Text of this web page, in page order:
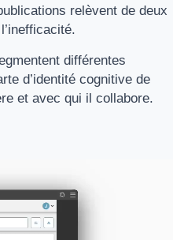
relèvent de deux
différentes
d’identité cognitive de
et avec qui il collabore.